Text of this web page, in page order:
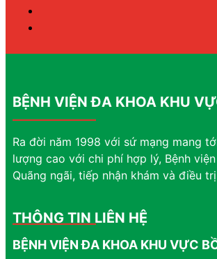
BỆNH VIỆN ĐA KHOA KHU
Ra đời năm 1998 với sứ mạng mang
lượng cao với chi phí hợp lý, Bệnh
Quãng ngãi, tiếp nhận khám và điều
THÔNG TIN LIÊN HỆ
BỆNH VIỆN ĐA KHOA KHU VỰC